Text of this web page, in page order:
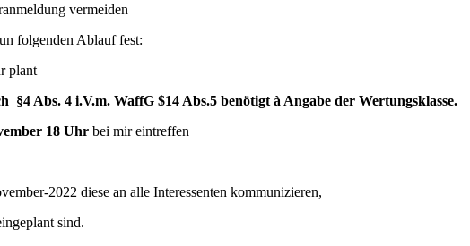
vermeiden
folgenden Ablauf fest:
plant
§4 Abs. 4 i.V.m. WaffG $14 Abs.5 benötigt à Angabe der Wertungsklasse.
18 Uhrbei mir eintreffen
2022 diese an alle Interessenten kommunizieren,
sind.